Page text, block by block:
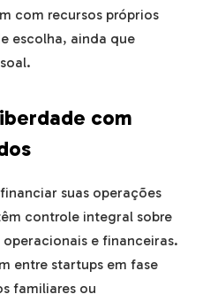
com recursos próprios
escolha, ainda que
com
suas operações
controle integral sobre
e financeiras.
entre startups em fase
familiares ou